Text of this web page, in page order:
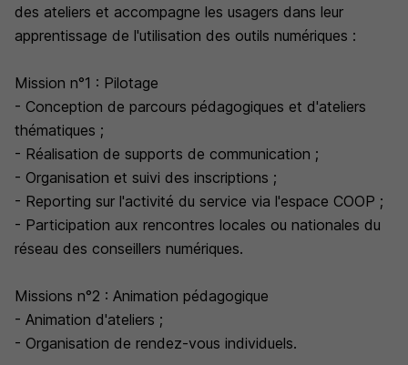
des ateliers et accompagne les usagers dans leur
apprentissage de l'utilisation des outils numériques :
Mission n°1 : Pilotage
- Conception de parcours pédagogiques et d'ateliers
thématiques ;
- Réalisation de supports de communication ;
- Organisation et suivi des inscriptions ;
- Reporting sur l'activité du service via l'espace COOP ;
- Participation aux rencontres locales ou nationales du
réseau des conseillers numériques.
Missions n°2 : Animation pédagogique
- Animation d'ateliers ;
- Organisation de rendez-vous individuels.